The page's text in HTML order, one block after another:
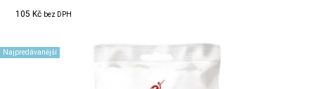
105 Kč bez DPH
Najpredávanější